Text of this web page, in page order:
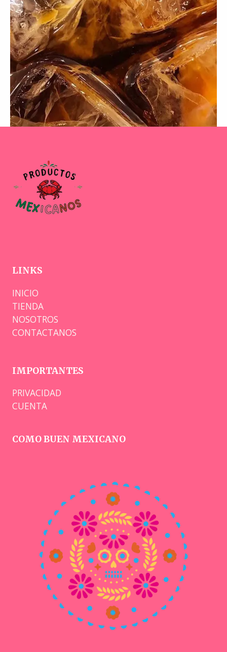
LINKS
INICIO
TIENDA
NOSOTROS
CONTACTANOS
IMPORTANTES
PRIVACIDAD
CUENTA
COMO BUEN MEXICANO